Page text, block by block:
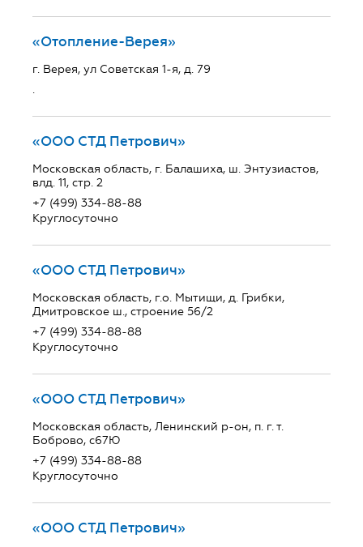
«Отопление-Верея»
г. Верея, ул Советская 1-я, д. 79
.
«ООО СТД Петрович»
Московская область, г. Балашиха, ш. Энтузиастов,
влд. 11, стр. 2
+7 (499) 334-88-88
Круглосуточно
«ООО СТД Петрович»
Московская область, г.о. Мытищи, д. Грибки,
Дмитровское ш., строение 56/2
+7 (499) 334-88-88
Круглосуточно
«ООО СТД Петрович»
Московская область, Ленинский р-он, п. г. т.
Боброво, с67Ю
+7 (499) 334-88-88
Круглосуточно
«ООО СТД Петрович»